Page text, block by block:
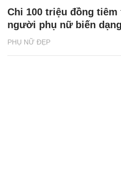
PHỤ NỮ ĐẸP
Chi 100 triệu đồng
người phụ nữ biến